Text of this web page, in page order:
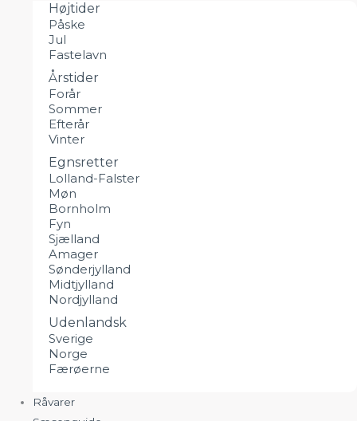
Højtider
Påske
Jul
Fastelavn
Årstider
Forår
Sommer
Efterår
Vinter
Egnsretter
Lolland-Falster
Møn
Bornholm
Fyn
Sjælland
Amager
Sønderjylland
Midtjylland
Nordjylland
Udenlandsk
Sverige
Norge
Færøerne
Råvarer